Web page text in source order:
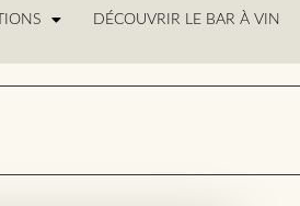
DÉCOUVRIR LE BAR À VIN